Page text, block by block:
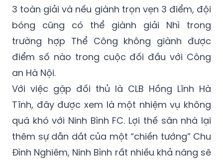
3 toàn giải và nếu giành trọn vẹn 3 điểm, đội
bóng cũng có thể giành giải Nhì trong
trường hợp Thể Công không giành được
điểm số nào trong cuộc đối đầu với Công
an Hà Nội.
Với việc gặp đối thủ là CLB Hồng Lĩnh Hà
Tĩnh, đây được xem là một nhiệm vụ không
quá khó với Ninh Bình FC. Lợi thế sân nhà lại
thêm sự dẫn dắt của một “chiến tướng” Chu
Đình Nghiêm, Ninh Bình rất nhiều khả năng sẽ